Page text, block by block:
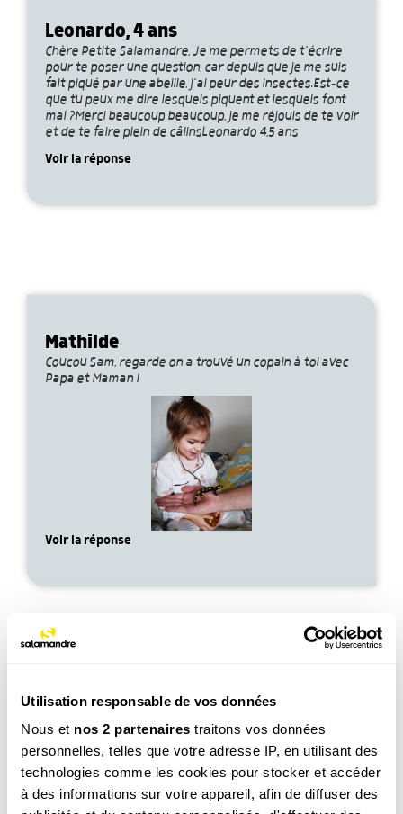
Utilisation responsable de vos données
Nous et nos 2 partenaires traitons vos données
personnelles, telles que votre adresse IP, en utilisant des
technologies comme les cookies pour stocker et accéder
à des informations sur votre appareil, afin de diffuser des
Leonardo, 4 ans
Chère Petite Salamandre, Je me permets de t’écrire
pour te poser une question, car depuis que je me suis
fait piqué par une abeille, j’ai peur des insectes.Est-ce
que tu peux me dire lesquels piquent et lesquels font
mal ?Merci beaucoup beaucoup, je me réjouis de te voir
et de te faire plein de câlinsLeonardo 4,5 ans
Voir la réponse
Mathilde
Coucou Sam, regarde on a trouvé un copain à toi avec
Papa et Maman !
Voir la réponse
Léo, 6 ans
Est-ce que les fourmis elles dorment ?
Voir la réponse